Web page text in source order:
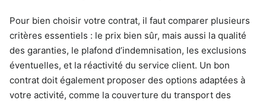
Pour bien choisir votre contrat, il faut comparer plusieurs
critères essentiels : le prix bien sûr, mais aussi la qualité
des garanties, le plafond d’indemnisation, les exclusions
éventuelles, et la réactivité du service client. Un bon
contrat doit également proposer des options adaptées à
votre activité, comme la couverture du transport des